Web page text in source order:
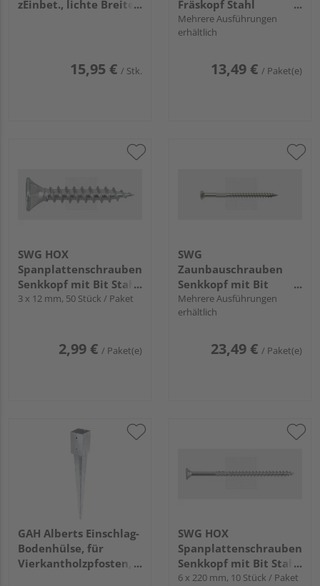
zEinbet., lichte Breite
15,95 € / Stk.
Fräskopf Stahl
verzinkt
Mehrere Ausführungen
erhältlich
13,49 € / Paket(e)
SWG HOX
Spanplattenschrauben
Senkkopf mit Bit Stahl
verzinkt - Kleinpack
3 x 12 mm, 50 Stück / Paket
2,99 € / Paket(e)
SWG
Zaunbauschrauben
Senkkopf mit Bit
Edelstahl A2
Mehrere Ausführungen
erhältlich
23,49 € / Paket(e)
GAH Alberts Einschlag-
Bodenhülse, für
Vierkantholzpfosten,
SWG HOX
Spanplattenschrauben
Senkkopf mit Bit Stahl
verzinkt - Kleinpack
6 x 220 mm, 10 Stück / Paket